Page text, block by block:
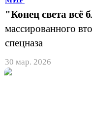
"Конец света всё
массированного
спецназа
30 мар. 2026